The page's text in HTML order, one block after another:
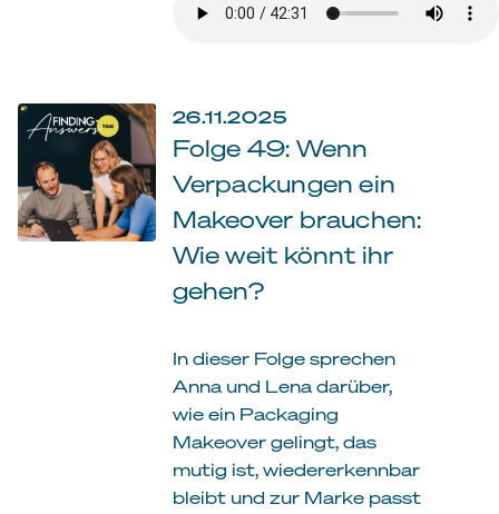
26.11.2025
Folge 49: Wenn
Verpackungen ein
Makeover brauchen:
Wie weit könnt ihr
gehen?
In dieser Folge sprechen
Anna und Lena darüber,
wie ein Packaging
Makeover gelingt, das
mutig ist, wiedererkennbar
bleibt und zur Marke passt